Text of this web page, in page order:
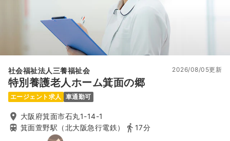
社会福祉法人三養福祉会
特別養護老人ホーム箕面の郷
2026/08/05更新
エージェント求人 車通勤可
大阪府箕面市石丸1-14-1
箕面萱野駅（北大阪急行電鉄）
17分